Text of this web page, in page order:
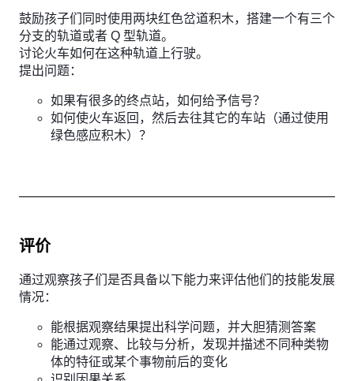
鼓励孩子们同时使用两块红色岔道积木，搭建一个有三个
分支的轨道或者 Q 型轨道。
讨论火车如何在这种轨道上行驶。
提出问题：
如果有很多的终点站，如何给予信号？
如何使火车返回，然后去往其它的车站（通过使用
绿色感应积木）？
评价
通过观察孩子们是否具备以下能力来评估他们的技能发展
情况：
能根据观察结果提出科学问题，并大胆猜测答案
能通过观察、比较与分析，发现并描述不同种类物
体的特征或某个事物前后的变化